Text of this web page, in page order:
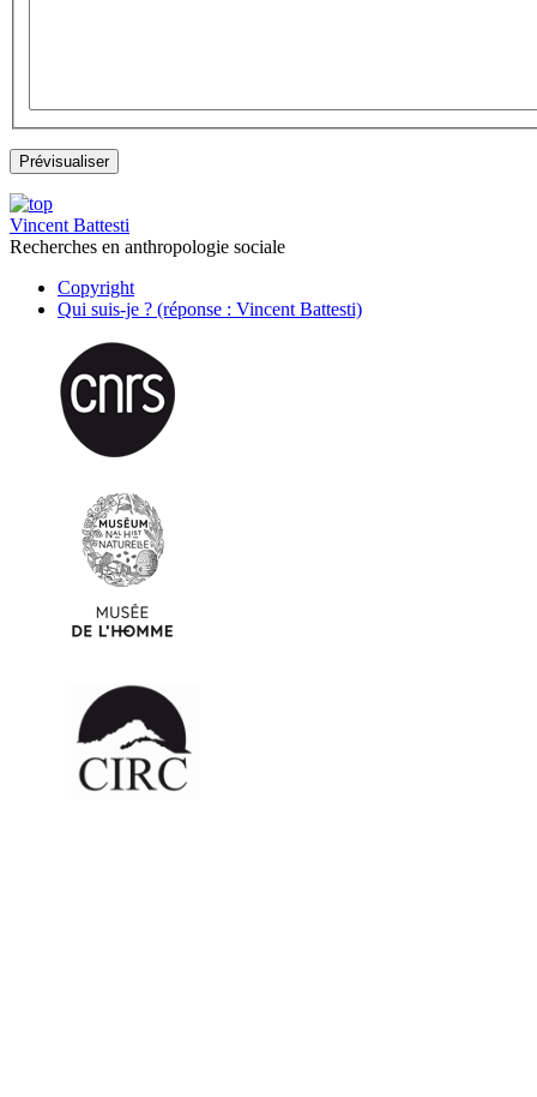
Vincent Battesti
Recherches en anthropologie sociale
Copyright
Qui suis-je ? (réponse : Vincent Battesti)